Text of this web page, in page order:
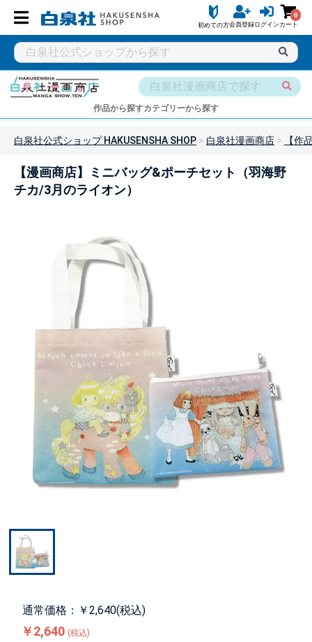
初めての方会員登録ログイン
0
カート
作品から探すカテゴリーから探す
白泉社公式ショップ HAKUSENSHA SHOP 白泉社漫画商店 【作
【漫画商店】ミニバッグ&ポーチセット（羽海野
チカ/3月のライオン）
通常価格：￥2,640(税込)
￥2,640 (税込)